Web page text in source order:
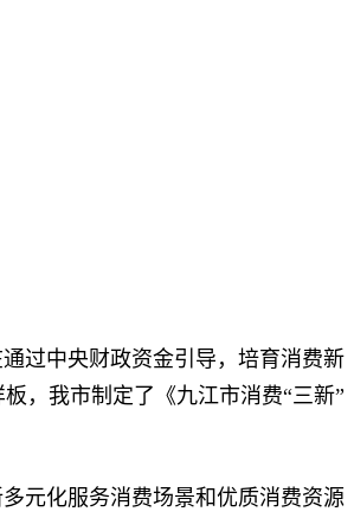
过中央财政资金引导，培育消费新
，我市制定了《九江市消费“三新”
元化服务消费场景和优质消费资源